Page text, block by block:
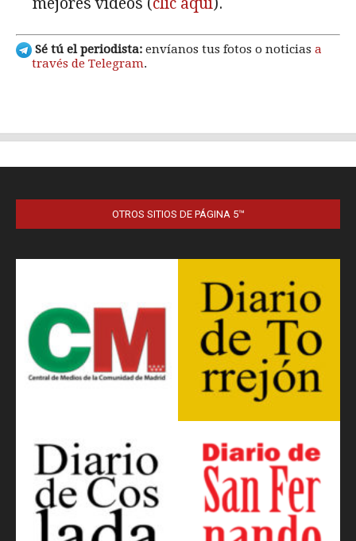
OTROS SITIOS DE PÁGINA 5™